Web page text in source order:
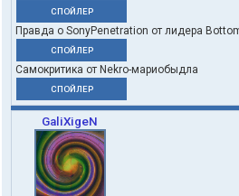
СПОЙЛЕР
Правда о SonyPenetration от лидера
СПОЙЛЕР
Самокритика от Nekro-мариобыдла
СПОЙЛЕР
GaliXigeN